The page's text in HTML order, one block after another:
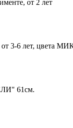
от 2 лет
3-6 лет, цвета
61см.